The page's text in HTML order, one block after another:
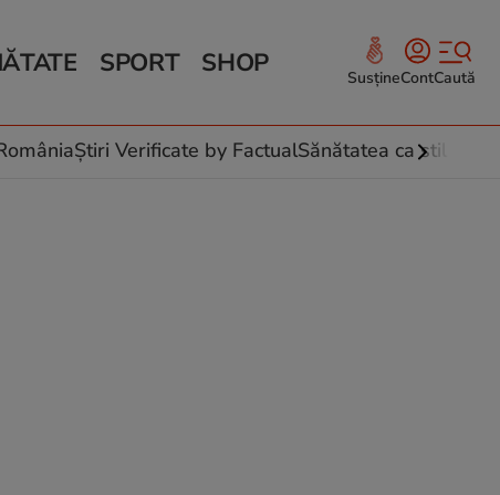
culinare
SPORT SHOP SusțineContCaută
Știri Verificate by FactualSănătatea ca stil de